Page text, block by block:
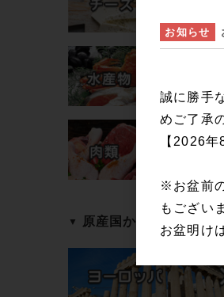
原産国から探す
お知らせ
誠に勝手
めご了承
【2026
※お盆前
もござい
お盆明け